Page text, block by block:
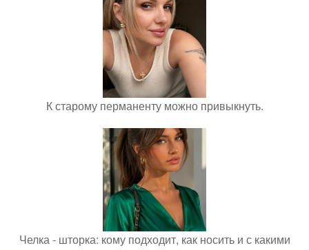
К старому перманенту можно привыкнуть.
Челка - шторка: кому подходит, как носить и с какими